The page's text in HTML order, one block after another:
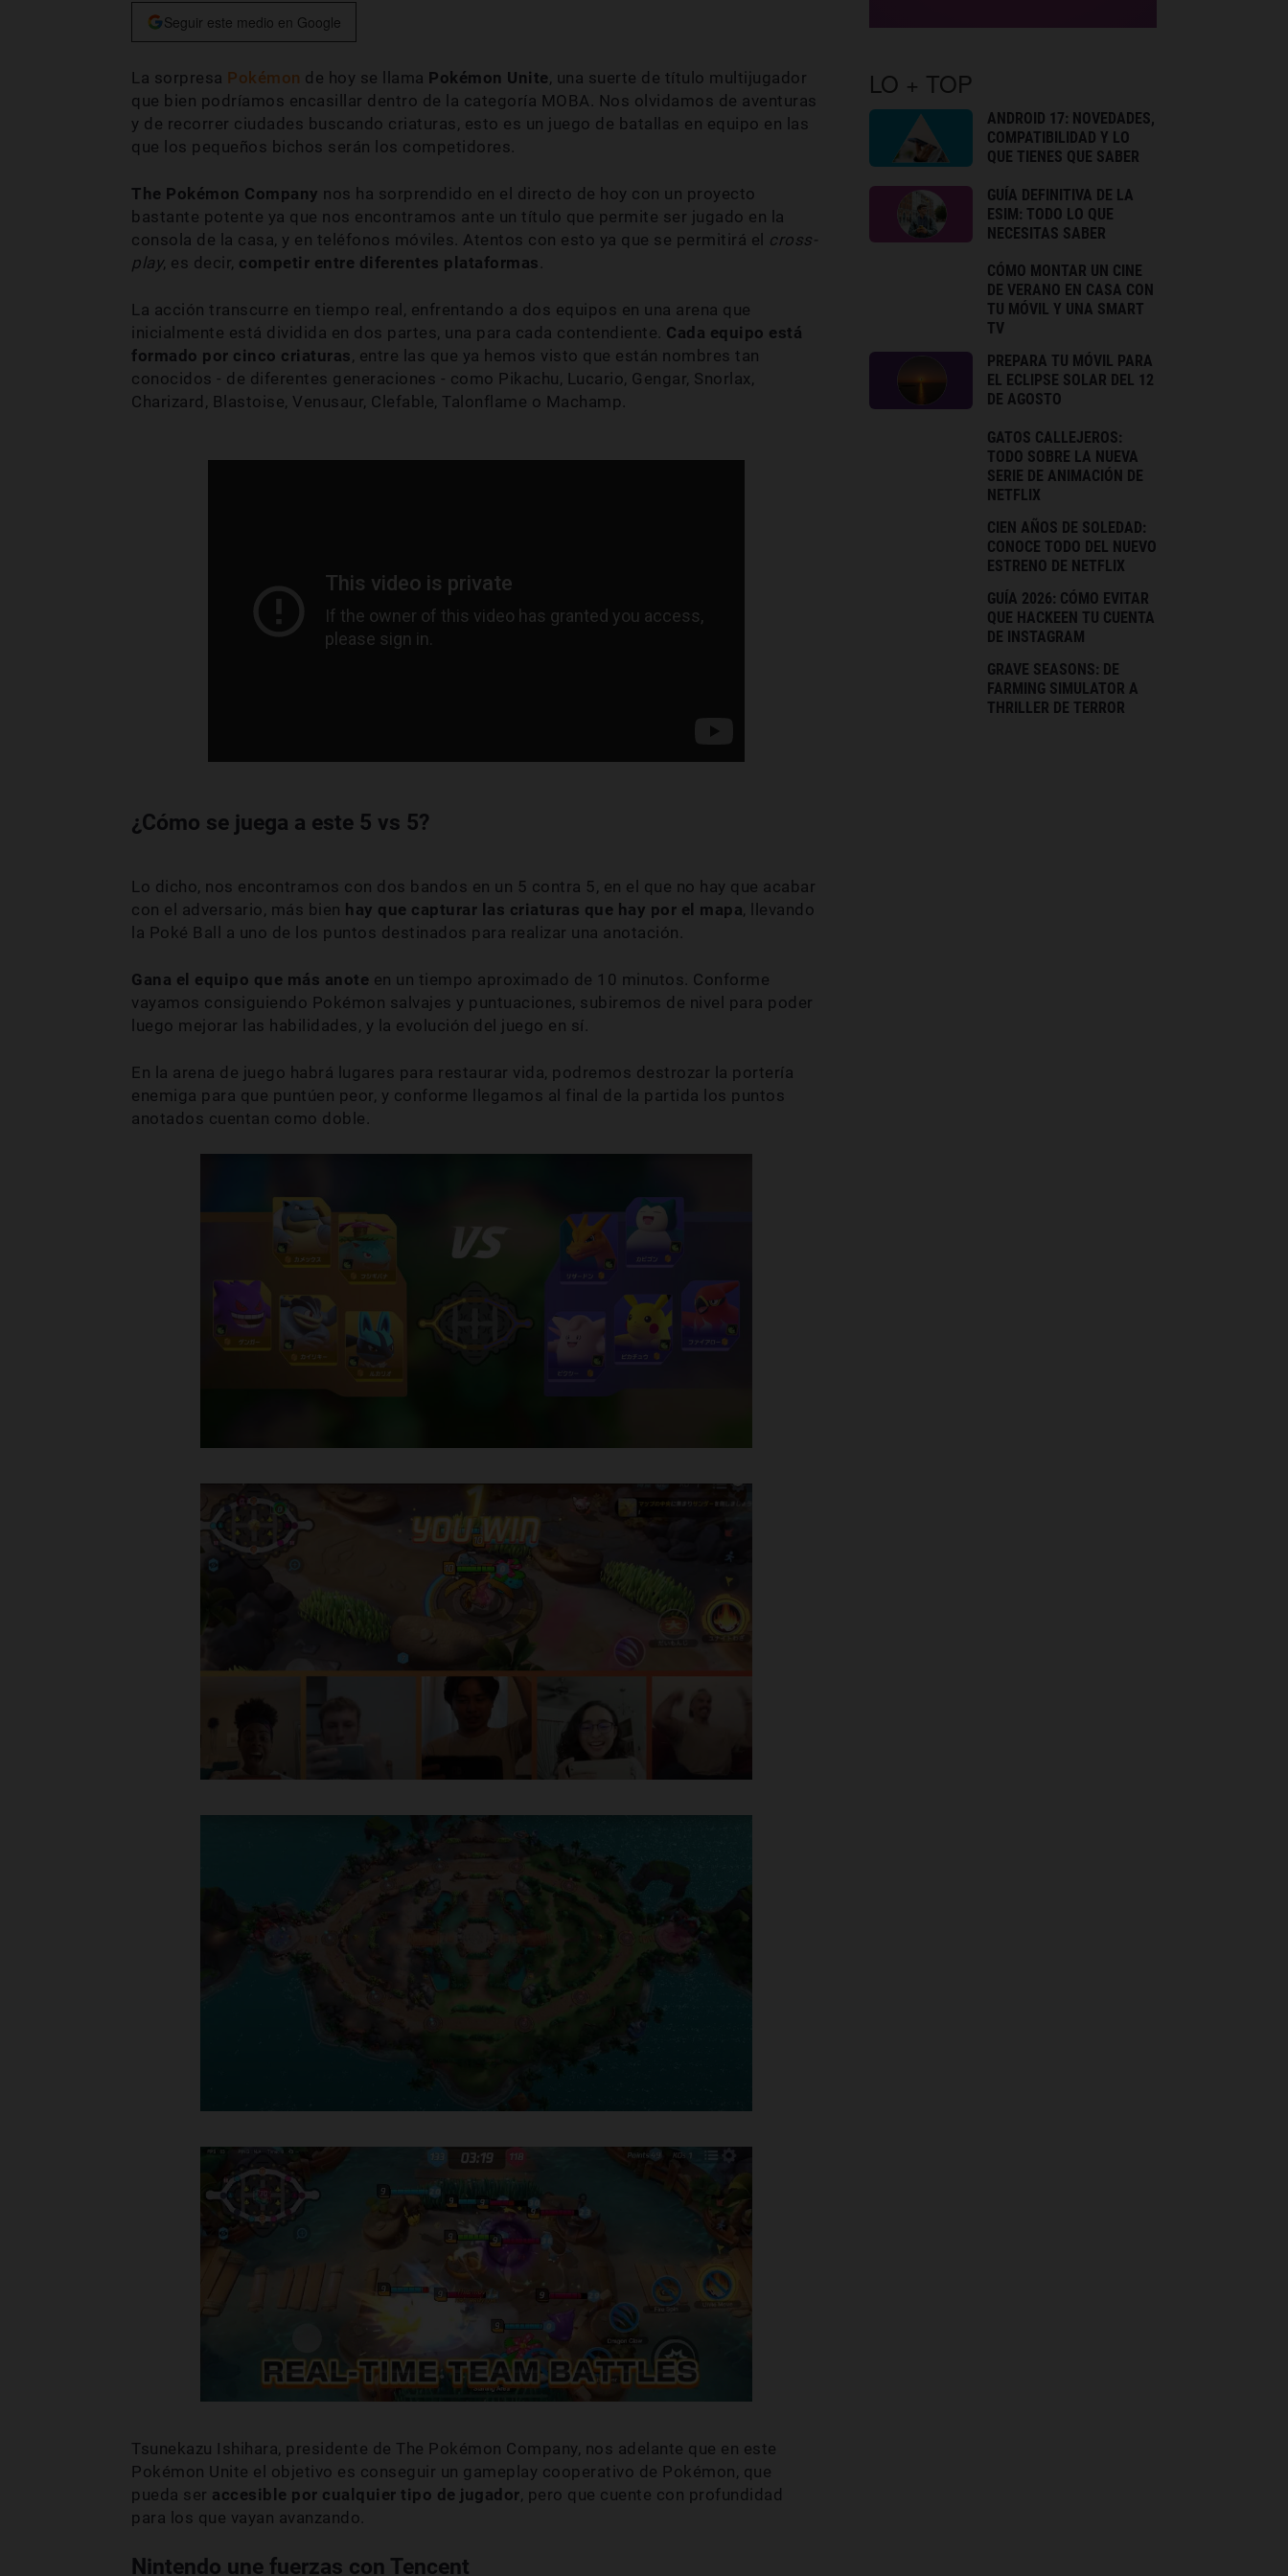
Seguir este medio en Google
La sorpresa Pokémon de hoy se llama Pokémon Unite, una suerte de título multijugador
que bien podríamos encasillar dentro de la categoría MOBA. Nos olvidamos de aventuras
y de recorrer ciudades buscando criaturas, esto es un juego de batallas en equipo en las
que los pequeños bichos serán los competidores.
The Pokémon Company nos ha sorprendido en el directo de hoy con un proyecto
bastante potente ya que nos encontramos ante un título que permite ser jugado en la
consola de la casa, y en teléfonos móviles. Atentos con esto ya que se permitirá el cross-
play, es decir, competir entre diferentes plataformas
La acción transcurre en tiempo real, enfrentando a dos equipos en una arena que
inicialmente está dividida en dos partes, una para cada contendiente. Cada equipo está
formado por cinco criaturas, entre las que ya hemos visto que están nombres tan
conocidos - de diferentes generaciones - como Pikachu, Lucario, Gengar, Snorlax,
Charizard, Blastoise, Venusaur, Clefable, Talonflame o Machamp.
¿Cómo se juega a este 5 vs 5?
Lo dicho, nos encontramos con dos bandos en un 5 contra 5, en el que no hay que acabar
con el adversario, más bien hay que capturar las criaturas que hay por el mapa, llevando
la Poké Ball a uno de los puntos destinados para realizar una anotación.
Gana el equipo que más anote en un tiempo aproximado de 10 minutos. Conforme
vayamos consiguiendo Pokémon salvajes y puntuaciones, subiremos de nivel para poder
luego mejorar las habilidades, y la evolución del juego en sí.
En la arena de juego habrá lugares para restaurar vida, podremos destrozar la portería
enemiga para que puntúen peor, y conforme llegamos al final de la partida los puntos
anotados cuentan como doble.
Tsunekazu Ishihara, presidente de The Pokémon Company, nos adelante que en este
Pokémon Unite el objetivo es conseguir un gameplay cooperativo de Pokémon, que
pueda ser accesible por cualquier tipo de jugador, pero que cuente con profundidad
para los que vayan avanzando.
Nintendo une fuerzas con Tencent
LO + TOP
ANDROID 17: NOVEDADES,
COMPATIBILIDAD Y LO
QUE TIENES QUE SABER
GUÍA DEFINITIVA DE LA
ESIM: TODO LO QUE
NECESITAS SABER
CÓMO MONTAR UN CINE
DE VERANO EN CASA CON
TU MÓVIL Y UNA SMART
TV
PREPARA TU MÓVIL PARA
EL ECLIPSE SOLAR DEL 12
DE AGOSTO
GATOS CALLEJEROS:
TODO SOBRE LA NUEVA
SERIE DE ANIMACIÓN DE
NETFLIX
CIEN AÑOS DE SOLEDAD:
CONOCE TODO DEL NUEVO
ESTRENO DE NETFLIX
GUÍA 2026: CÓMO EVITAR
QUE HACKEEN TU CUENTA
DE INSTAGRAM
GRAVE SEASONS: DE
FARMING SIMULATOR A
THRILLER DE TERROR